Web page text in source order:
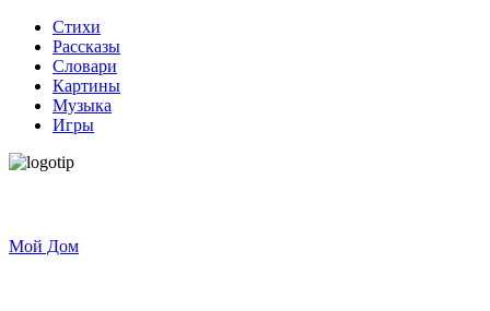
Стихи
Рассказы
Словари
Картины
Музыка
Игры
Мой Дом